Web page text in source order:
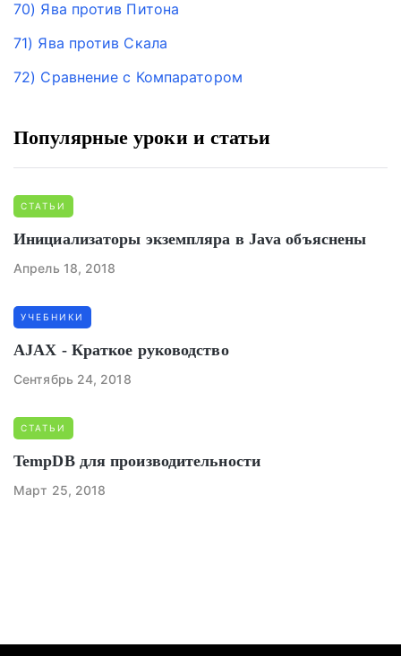
70) Ява против Питона
71) Ява против Скала
72) Сравнение с Компаратором
Популярные уроки и статьи
СТАТЬИ
Инициализаторы экземпляра в Java объяснены
Апрель 18, 2018
УЧЕБНИКИ
AJAX - Краткое руководство
Сентябрь 24, 2018
СТАТЬИ
TempDB для производительности
Март 25, 2018